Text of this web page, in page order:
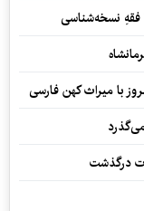
فقهِ نسخه‌شناسی
با میراث کهن فارسی
درگذشت